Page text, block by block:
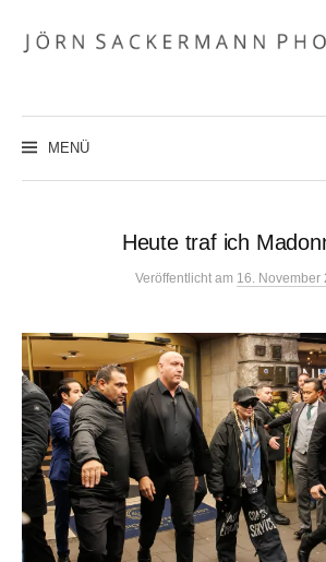
Inhalt
überspringen
MENÜ
Heute traf ich
Veröffentlicht am 16. November